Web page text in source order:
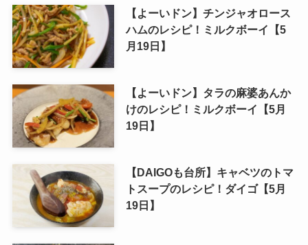
【よーいドン】チンジャオロース
ハムのレシピ！ミルクボーイ【5
月19日】
【よーいドン】タラの麻婆あんか
けのレシピ！ミルクボーイ【5月
19日】
【DAIGOも台所】キャベツのトマ
トスープのレシピ！ダイゴ【5月
19日】